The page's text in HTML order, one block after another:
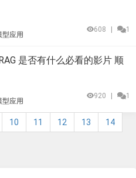
型应用
608 1
是否有什么必看的影片 顺
型应用
920 1
10 11 12 13 14